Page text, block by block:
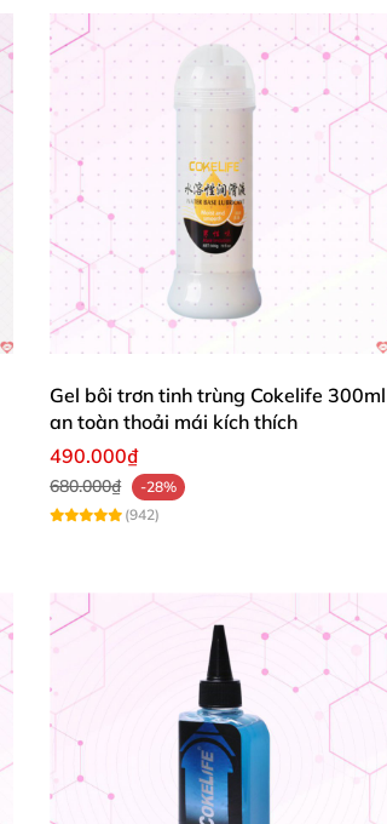
Gel bôi trơn tinh trùng Cokelife 300ml
an toàn thoải mái kích thích
490.000₫
680.000₫
-28%
(942)